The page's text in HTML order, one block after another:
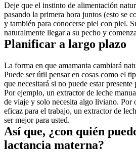
Deje que el instinto de alimentación
pasando la primera hora juntos (esto se
y también para conocerse piel con piel.
naturalmente llegar a su pecho y
Planificar a largo plazo
La forma en que amamanta cambiará
Puede ser útil pensar en cosas como el
que necesitará si no puede estar presente
Por ejemplo, un extractor de leche
de viaje y solo necesita algo liviano. Por
eficaz para el trabajo, un extractor de
ser mejor para usted.
Así que, ¿con quién
lactancia materna?